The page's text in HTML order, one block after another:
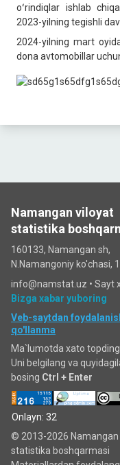
oʻrindiqlar ishlab
2023-yilning tegishli
2024-yilning mart
dona avtomobillar
Namangan viloyat
statistika
160133, Namangan sh,
N.Namangoniy ko'chasi,
info@namstat.uz • Sayt
Bizga xabar yuboring
Veb-saytdan
qo'llanma
Ma`lumotda xato
Uni belgilang va
bosing Ctrl + Enter
Onlayn: 32
© 2013-2026
statistika boshqarmasi